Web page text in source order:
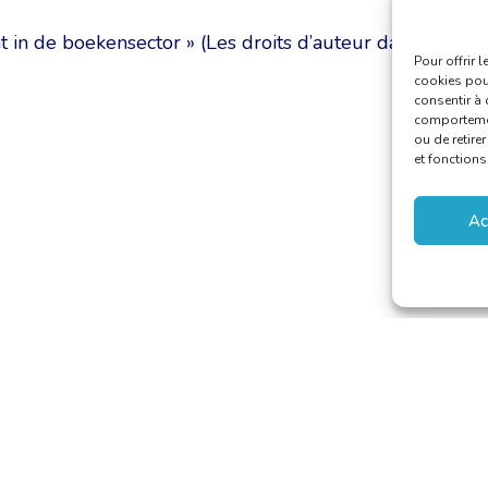
Pour offrir
cookies
consentir à
ou de
et
de boekensector » (Les droits d’auteur dans le